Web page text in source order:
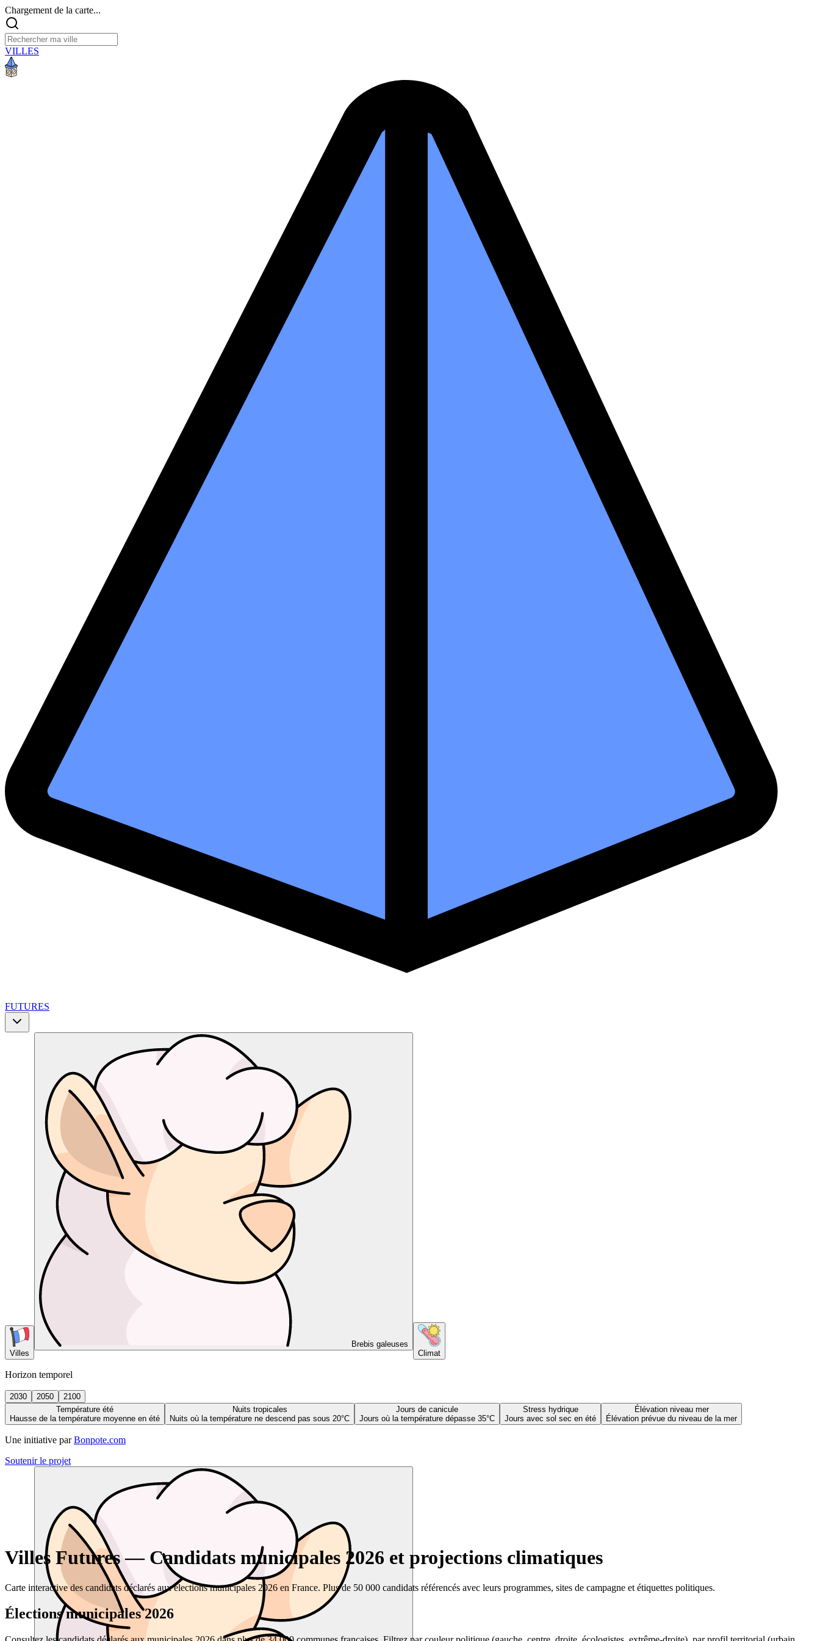
Chargement de la carte...
VILLES
FUTURES
Villes
Brebis galeuses
Climat
Horizon temporel
2030 2050
2100
Température été
Hausse de la température moyenne en été
Nuits tropicales
Nuits où la température ne descend pas sous 20°C
Jours de canicule
Jours où la température dépasse 35°C
Stress hydrique
Jours avec sol sec en été
Élévation niveau mer
Élévation prévue du niveau de la mer
Une initiative par Bonpote.com
Soutenir le projet
Villes Futures — Candidats municipales 2026 et projections climatiques
Carte interactive des candidats déclarés aux élections municipales 2026 en France. Plus de 50 000 candidats référencés avec leurs programmes, sites de campagne et étiquettes politiques.
Élections municipales 2026